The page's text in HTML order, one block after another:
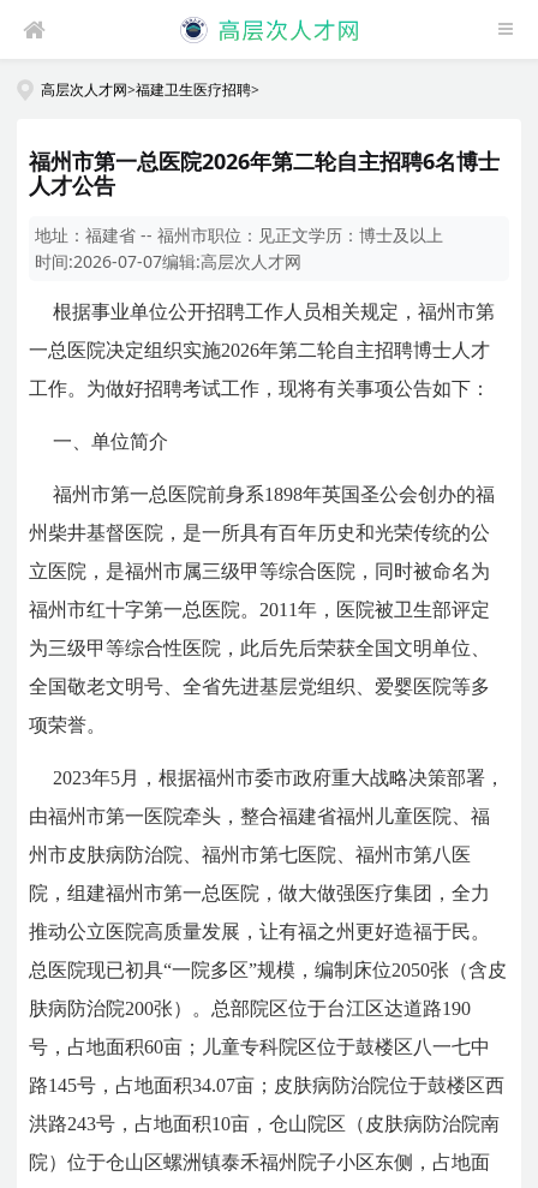
高层次人才网>福建卫生医疗招聘>
福州市第一总医院2026年第二轮自主招聘6名博士
人才公告
地址：福建省 -- 福州市职位： 见正文学历：博士及以上
时间:2026-07-07编辑:高层次人才网
根据事业单位公开招聘工作人员相关规定，福州市第
一总医院决定组织实施2026年第二轮自主招聘博士人才
工作。为做好招聘考试工作，现将有关事项公告如下：
一、单位简介
福州市第一总医院前身系1898年英国圣公会创办的福
州柴井基督医院，是一所具有百年历史和光荣传统的公
立医院，是福州市属三级甲等综合医院，同时被命名为
福州市红十字第一总医院。2011年，医院被卫生部评定
为三级甲等综合性医院，此后先后荣获全国文明单位、
全国敬老文明号、全省先进基层党组织、爱婴医院等多
项荣誉。
2023年5月，根据福州市委市政府重大战略决策部署，
由福州市第一医院牵头，整合福建省福州儿童医院、福
州市皮肤病防治院、福州市第七医院、福州市第八医
院，组建福州市第一总医院，做大做强医疗集团，全力
推动公立医院高质量发展，让有福之州更好造福于民。
总医院现已初具“一院多区”规模，编制床位2050张（含皮
肤病防治院200张）。总部院区位于台江区达道路190
号，占地面积60亩；儿童专科院区位于鼓楼区八一七中
路145号，占地面积34.07亩；皮肤病防治院位于鼓楼区西
洪路243号，占地面积10亩，仓山院区（皮肤病防治院南
院）位于仓山区螺洲镇泰禾福州院子小区东侧，占地面